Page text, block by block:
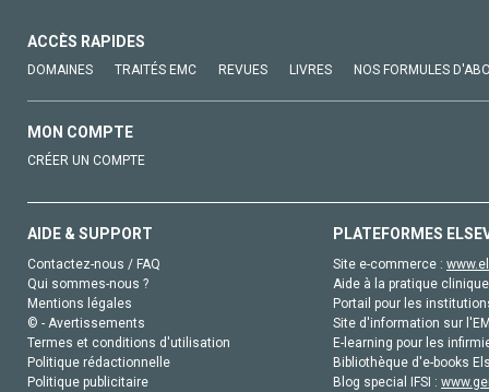
ACCÈS RAPIDES
DOMAINES TRAITÉS EMC REVUES LIVRES NOS FORMULES
MON COMPTE
CRÉER UN COMPTE
AIDE & SUPPORT
Contactez-nous / FAQ
Qui sommes-nous ?
Mentions légales
© - Avertissements
Termes et conditions d'utilisation
Politique rédactionnelle
Politique publicitaire
PLATEFORMES
Site e-commerce :
Aide à la pratique
Portail pour les
Site d'information sur
E-learning pour les
Bibliothèque d'e-books
Blog special IFSI :